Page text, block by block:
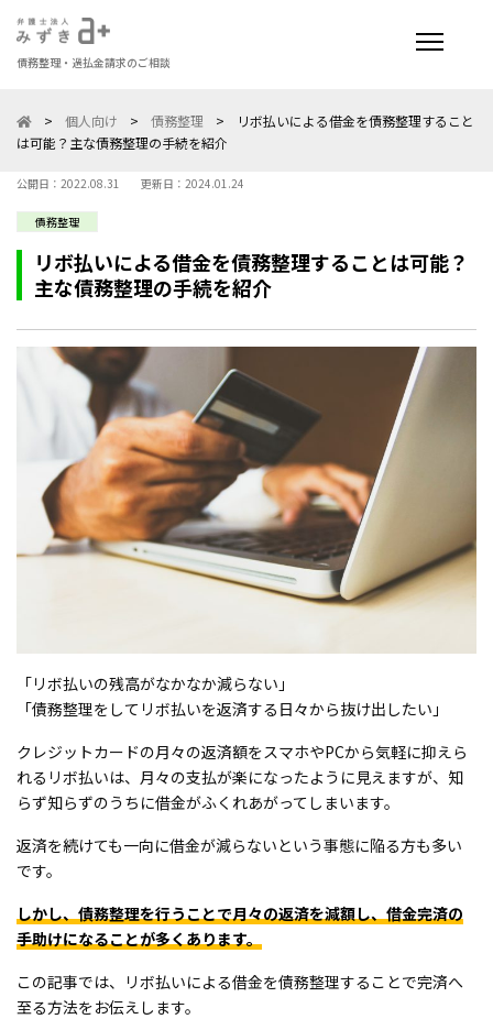
債務整理・過払金請求のご相談
> 個人向け > 債務整理 >
リボ払いによる借金を債務整理すること
は可能？主な債務整理の手続を紹介
公開日：2022.08.31 更新日：2024.01.24
債務整理
リボ払いによる借金を債務整理することは可能？
主な債務整理の手続を紹介
「リボ払いの残高がなかなか減らない」
「債務整理をしてリボ払いを返済する日々から抜け出したい」
クレジットカードの月々の返済額をスマホやPCから気軽に抑えら
れるリボ払いは、月々の支払が楽になったように見えますが、知
らず知らずのうちに借金がふくれあがってしまいます。
返済を続けても一向に借金が減らないという事態に陥る方も多い
です。
しかし、債務整理を行うことで月々の返済を減額し、借金完済の
手助けになることが多くあります。
この記事では、リボ払いによる借金を債務整理することで完済へ
至る方法をお伝えします。